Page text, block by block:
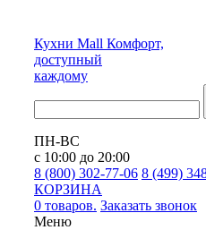
Кухни Mall Комфорт,
доступный
каждому
ПН-ВС
с 10:00 до 20:00
8 (800) 302-77-06 8 (499)
КОРЗИНА
0 товаров. Заказать звонок
Меню